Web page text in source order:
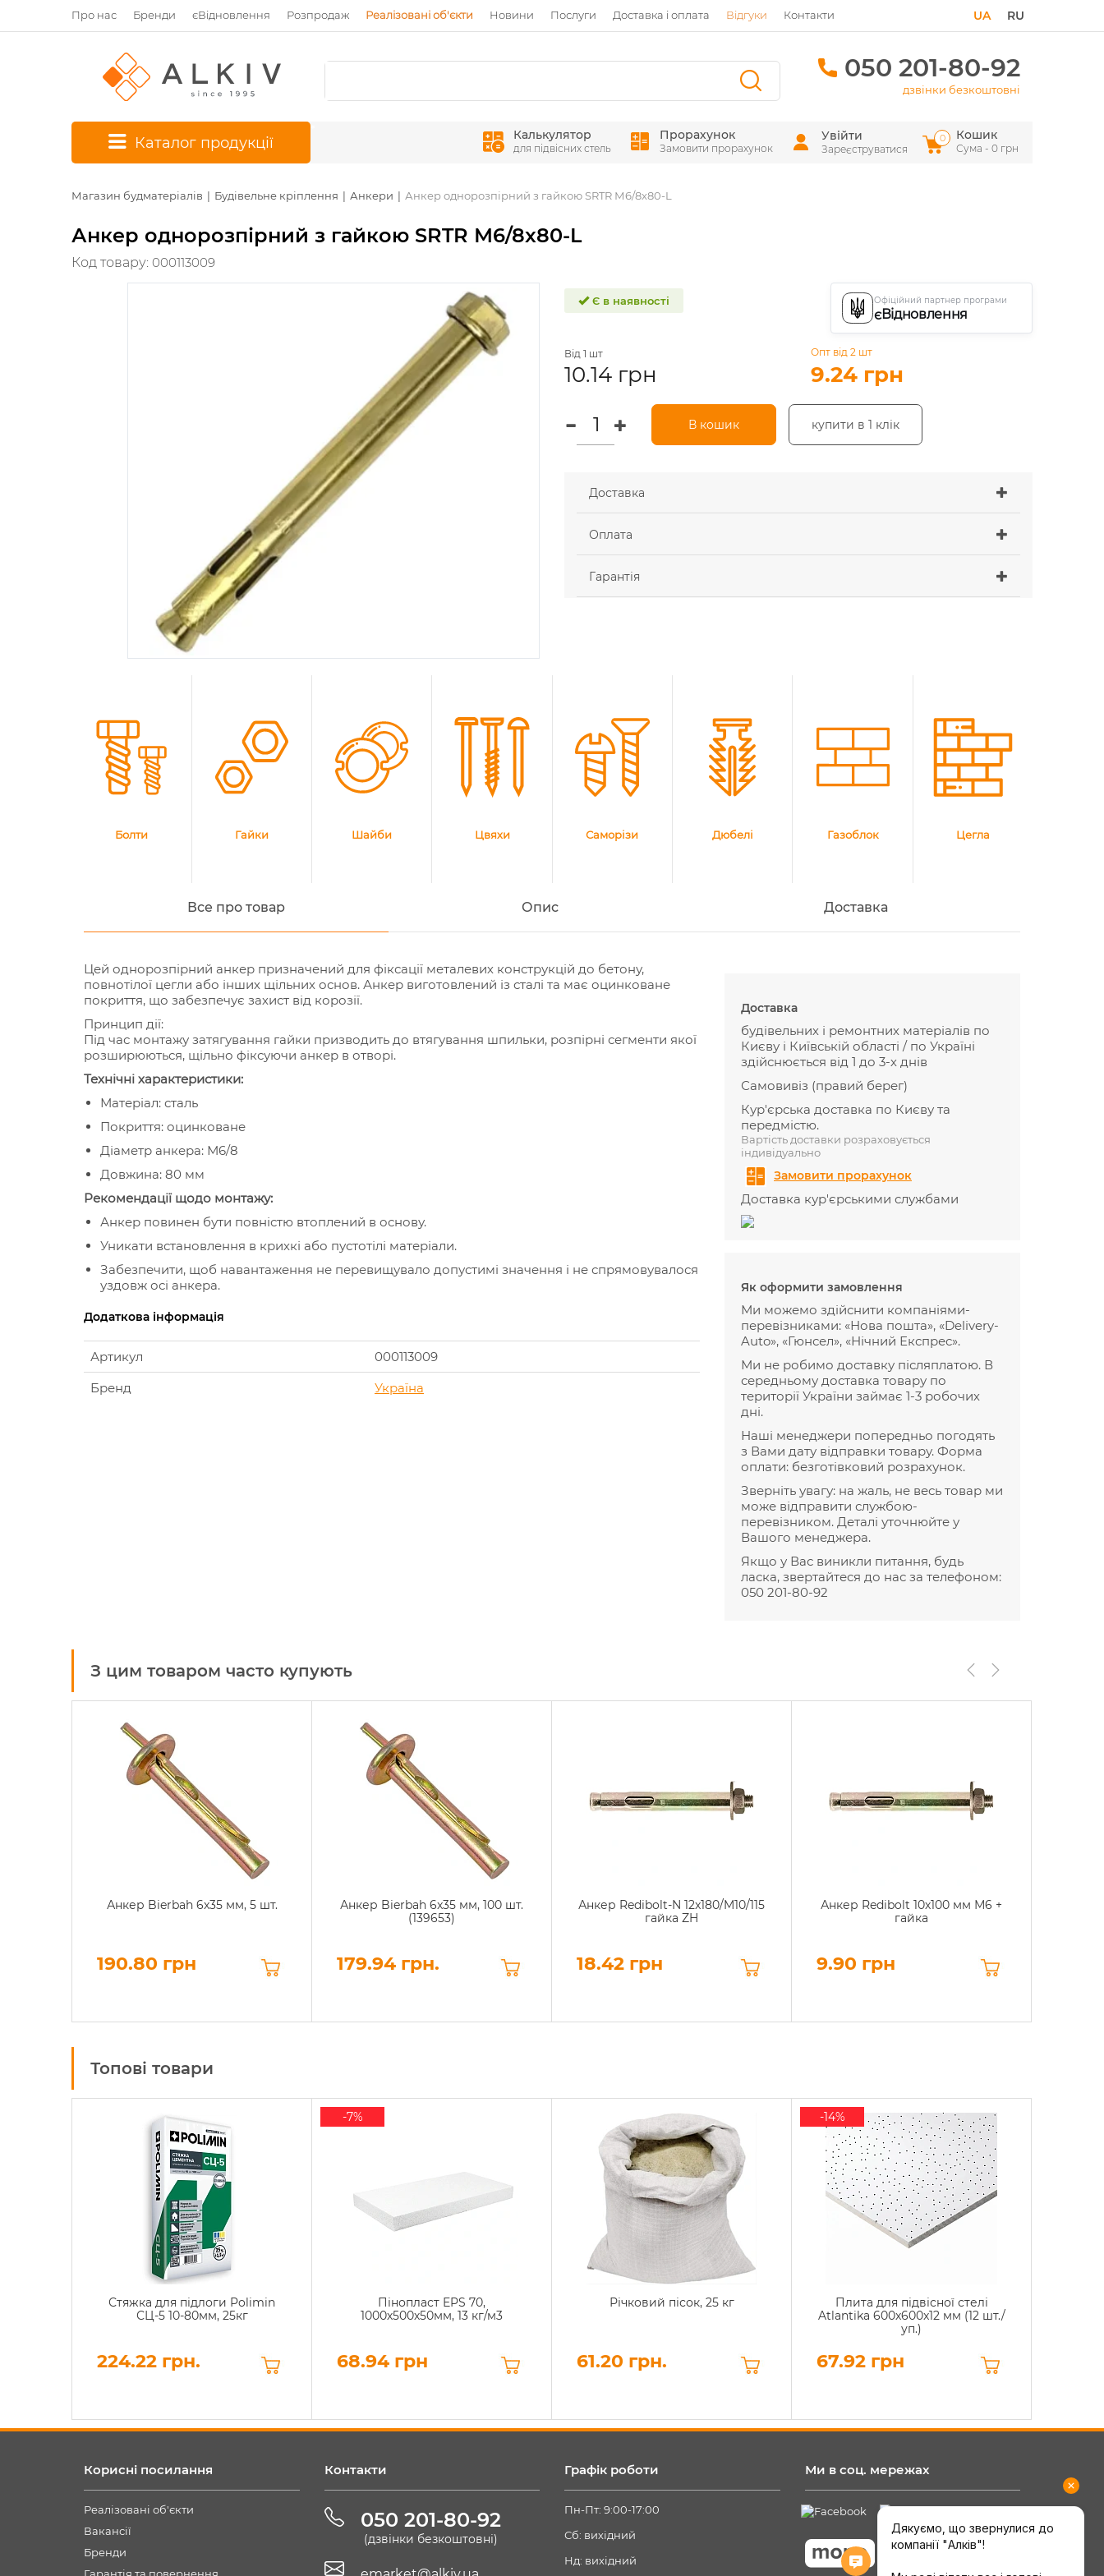
Про нас Бренди єВідновлення Розпродаж Реалізовані об'єкти Новини Послуги Доставка і оплата Відгуки Контакти RU
UA
050 201-80-92
дзвінки безкоштовні
Каталог продукції Калькулятор
для підвісних стель
Прорахунок
Замовити прорахунок
Увійти
Зареєструватися
Кошик
Сума - 0 грн
0
Магазин будматеріалів Будівельне кріплення Анкери Анкер однорозпірний з гайкою SRTR М6/8x80-L
Анкер однорозпірний з гайкою SRTR М6/8x80-L
Код товару: 000113009
Є в наявності Офіційний партнер програми
єВідновлення
Від 1 шт
10.14 грн
Опт від 2 шт
9.24 грн
В кошик купити в 1 клік
Доставка
Оплата
Гарантія
Болти Гайки Шайби Цвяхи Саморізи Дюбелі Газоблок Цегла
Все про товар Опис Доставка
Цей однорозпірний анкер призначений для фіксації металевих конструкцій до бетону,
повнотілої цегли або інших щільних основ. Анкер виготовлений із сталі та має оцинковане
покриття, що забезпечує захист від корозії.
Принцип дії:
Під час монтажу затягування гайки призводить до втягування шпильки, розпірні сегменти якої
розширюються, щільно фіксуючи анкер в отворі.
Технічні характеристики:
Матеріал: сталь
Покриття: оцинковане
Діаметр анкера: М6/8
Довжина: 80 мм
Рекомендації щодо монтажу:
Анкер повинен бути повністю втоплений в основу.
Уникати встановлення в крихкі або пустотілі матеріали.
Забезпечити, щоб навантаження не перевищувало допустимі значення і не спрямовувалося
уздовж осі анкера.
Додаткова інформація
Артикул
000113009
Бренд
Україна
Доставка
будівельних і ремонтних матеріалів по
Києву і Київській області / по Україні
здійснюється від 1 до 3-х днів
Самовивіз (правий берег)
Кур'єрська доставка по Києву та
передмістю.
Вартість доставки розраховується
індивідуально
Замовити прорахунок
Доставка кур'єрськими службами
Як оформити замовлення
Ми можемо здійснити компаніями-
перевізниками: «Нова пошта», «Delivery-
Auto», «Гюнсел», «Нічний Експрес».
Ми не робимо доставку післяплатою. В
середньому доставка товару по
території України займає 1-3 робочих
дні.
Наші менеджери попередньо погодять
з Вами дату відправки товару. Форма
оплати: безготівковий розрахунок.
Зверніть увагу: на жаль, не весь товар ми
може відправити службою-
перевізником. Деталі уточнюйте у
Вашого менеджера.
Якщо у Вас виникли питання, будь
ласка, звертайтеся до нас за телефоном:
050 201-80-92
З цим товаром часто купують
Анкер Bierbah 6x35 мм, 5 шт.
190.80 грн
Анкер Bierbah 6x35 мм, 100 шт.
(139653)
179.94 грн.
Анкер Redibolt-N 12x180/M10/115
гайка ZH
18.42 грн
Анкер Redibolt 10х100 мм М6 +
гайка
9.90 грн
Топові товари
Стяжка для підлоги Polimin
СЦ-5 10-80мм, 25кг
224.22 грн.
Пінопласт EPS 70,
1000х500х50мм, 13 кг/м3
68.94 грн
-7%
Річковий пісок, 25 кг
61.20 грн.
Плита для підвісної стелі
Atlantika 600x600x12 мм (12 шт./
уп.)
67.92 грн
-14%
Корисні посилання
Реалізовані об'єкти
Вакансії
Бренди
Контакти
050 201-80-92
(дзвінки безкоштовні)
Графік роботи
Пн-Пт: 9:00-17:00
Сб: вихідний
Нд: вихідний
Ми в соц. мережах